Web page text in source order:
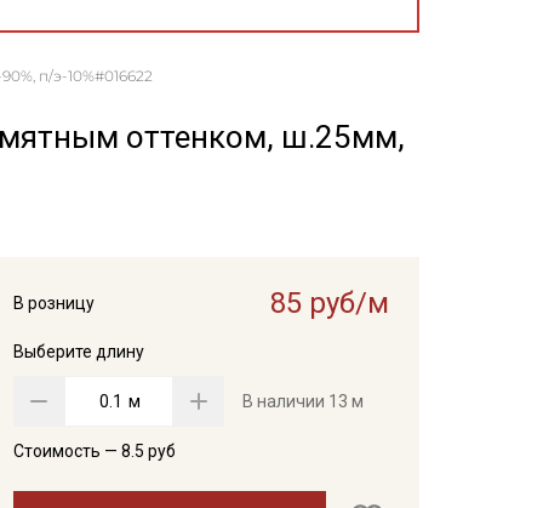
п/э-10%#016622
оттенком, ш.25мм,
В розницу 85 руб/м
Выберите длину
м В наличии 13 м
Стоимость — 8.5 руб